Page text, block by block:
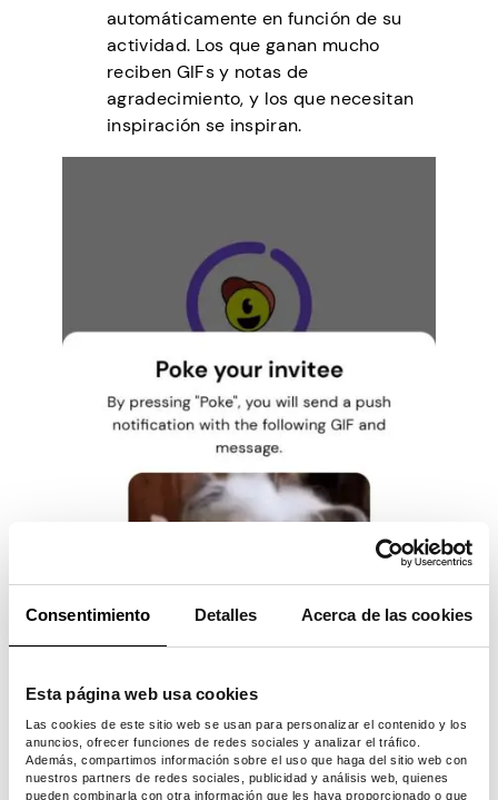
Consentimiento Detalles Acerca de las cookies
Esta página web usa cookies
Las cookies de este sitio web se usan para personalizar el contenido y los
anuncios, ofrecer funciones de redes sociales y analizar el tráfico.
Además, compartimos información sobre el uso que haga del sitio web con
nuestros partners de redes sociales, publicidad y análisis web, quienes
pueden combinarla con otra información que les haya proporcionado o que
automáticamente en función de su
actividad. Los que ganan mucho
reciben GIFs y notas de
agradecimiento, y los que necesitan
inspiración se inspiran.